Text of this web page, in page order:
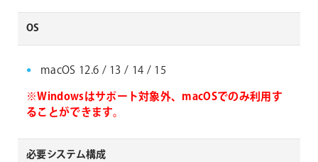
OS
macOS 12.6 / 13 / 14 / 15
※Windowsはサポート対象外、macOSでのみ利用す
ることができます。
必要システム構成